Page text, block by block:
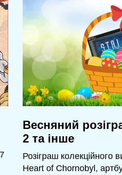
Весняний
2 та інше
Розіграш колекційного
Heart of Chornobyl,